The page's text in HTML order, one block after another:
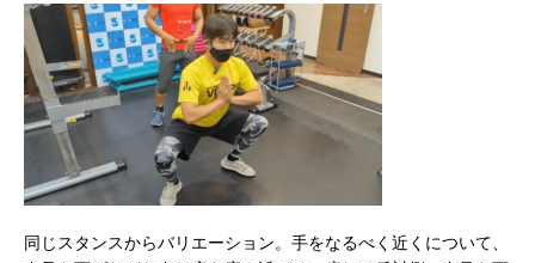
同じスタンスからバリエーション。手をなるべく近くについて、